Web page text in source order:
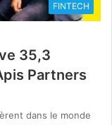
FINTECH
35,3
Partners
dans le monde